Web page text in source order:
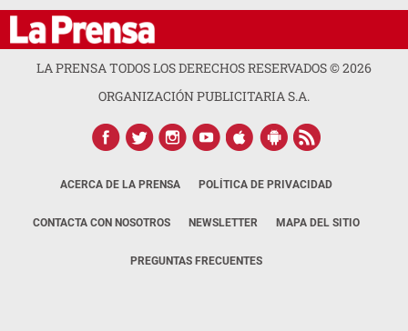
LA PRENSA TODOS LOS DERECHOS RESERVADOS ©2026
ORGANIZACIÓN PUBLICITARIA S.A.
ACERCA DE LA PRENSA POLÍTICA DE PRIVACIDAD
CONTACTA CON NOSOTROS NEWSLETTER MAPA DEL SITIO
PREGUNTAS FRECUENTES